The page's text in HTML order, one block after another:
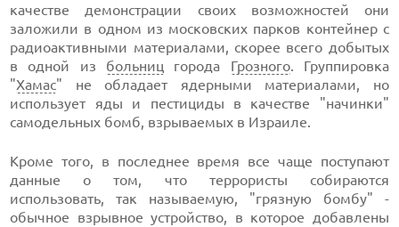
качестве демонстрации своих возможностей они
заложили в одном из московских парков контейнер с
радиоактивными материалами, скорее всего добытых
в одной из больниц города Грозного. Группировка
"Хамас" не обладает ядерными материалами, но
использует яды и пестициды в качестве "начинки"
самодельных бомб, взрываемых в Израиле.
Кроме того, в последнее время все чаще поступают
данные о том, что террористы собираются
использовать, так называемую, "грязную бомбу" -
обычное взрывное устройство, в которое добавлены